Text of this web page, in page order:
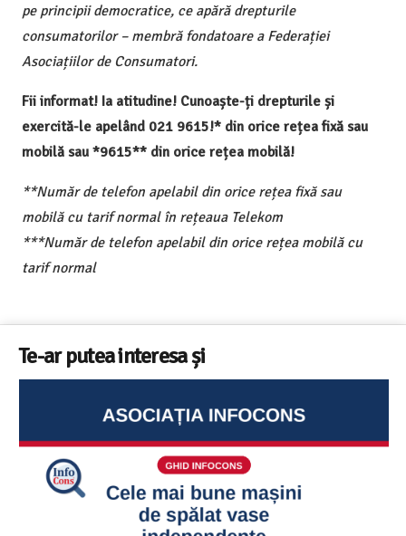
pe principii democratice, ce apără drepturile
consumatorilor – membră fondatoare a Federației
Asociațiilor de Consumatori.
Fii informat! Ia atitudine! Cunoaște-ți drepturile și
exercită-le apelând 021 9615!* din orice rețea fixă sau
mobilă sau *9615** din orice rețea mobilă!
**Număr de telefon apelabil din orice rețea fixă sau
mobilă cu tarif normal în rețeaua Telekom
***Număr de telefon apelabil din orice rețea mobilă cu
tarif normal
Te-ar putea interesa și
Ghid InfoCons – Cum sa alegi masina de spalat vase